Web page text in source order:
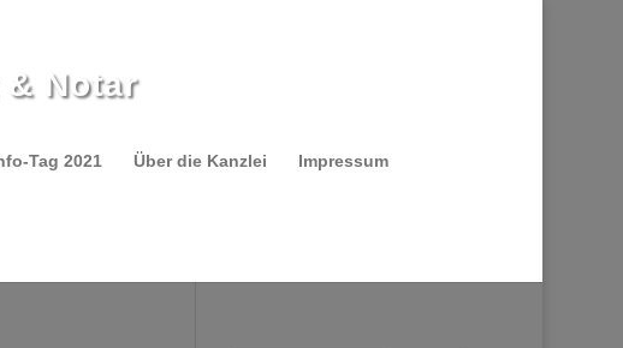
Notar
Tag 2021 Über die Kanzlei Impressum